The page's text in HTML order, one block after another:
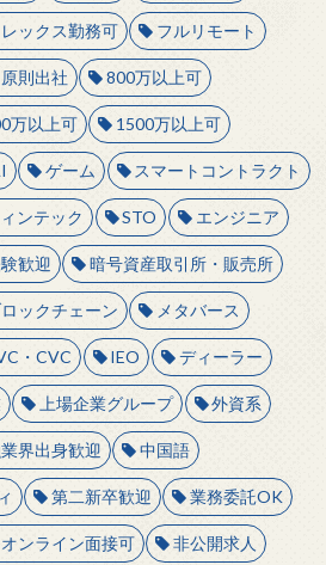
ックス勤務可 フルリモート
原則出社 800万以上可
万以上可 1500万以上可
ゲーム スマートコントラクト
ンテック STO エンジニア
歓迎 暗号資産取引所・販売所
ックチェーン メタバース
・CVC IEO ディーラー
上場企業グループ 外資系
界出身歓迎 中国語
第二新卒歓迎 業務委託OK
オンライン面接可 非公開求人